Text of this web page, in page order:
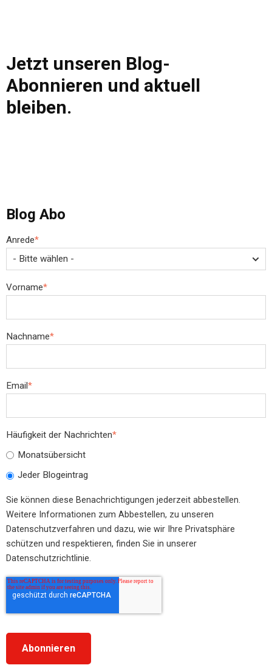
Jetzt unseren Blog-
Abonnieren und aktuell
bleiben.
Blog Abo
Anrede*
Vorname*
Nachname*
Email*
Häufigkeit der Nachrichten*
Monatsübersicht
Jeder Blogeintrag
Sie können diese Benachrichtigungen jederzeit abbestellen.
Weitere Informationen zum Abbestellen, zu unseren
Datenschutzverfahren und dazu, wie wir Ihre Privatsphäre
schützen und respektieren, finden Sie in unserer
Datenschutzrichtlinie.